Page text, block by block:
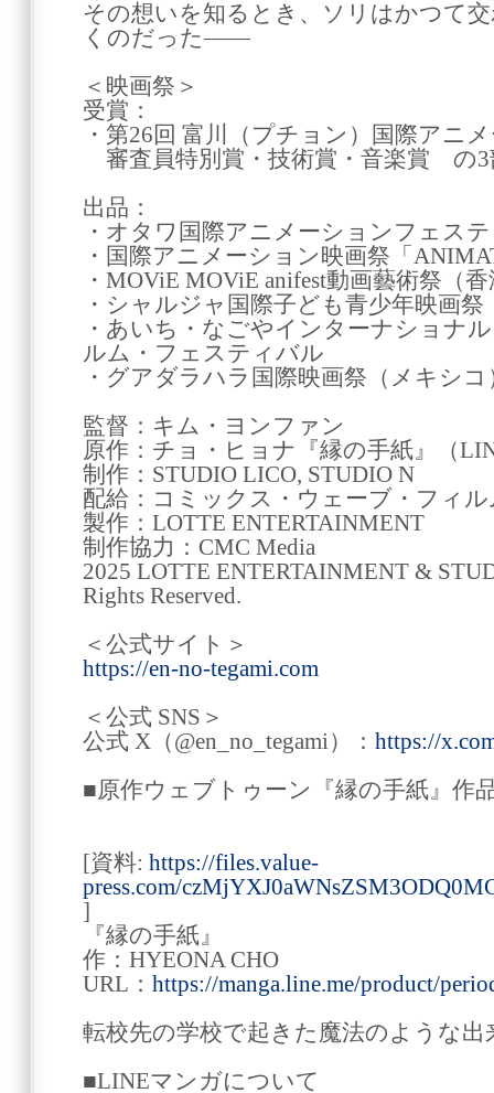
その想いを知るとき、ソリはかつて
くのだった――
＜映画祭＞
受賞：
・第26回 富川（プチョン）国際アニ
審査員特別賞・技術賞・音楽賞 の3
出品：
・オタワ国際アニメーションフェス
・国際アニメーション映画祭「
・MOViE MOViE anifest動画藝術祭（
・シャルジャ国際子ども青少年映画
・あいち・なごやインターナショナ
ルム・フェスティバル
・グアダラハラ国際映画祭（メキシコ
監督：キム・ヨンファン
原作：チョ・ヒョナ『縁の手紙』（
制作：STUDIO LICO, STUDIO N
配給：コミックス・ウェーブ・フィル
製作：LOTTE ENTERTAINMENT
制作協力：CMC Media
2025 LOTTE ENTERTAINMENT &
Rights Reserved.
＜公式サイト＞
https://en-no-tegami.com
＜公式 SNS＞
公式 X（@en_no_tegami）： https://
■原作ウェブトゥーン『縁の手紙』作
[資料: https://files.value-
press.com/
]
『縁の手紙』
作：HYEONA CHO
URL： https://manga.line.me/product/
転校先の学校で起きた魔法のような出
■LINEマンガについて